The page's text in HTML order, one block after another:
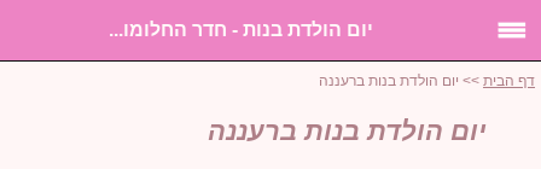
יום הולדת בנות - חדר החלומו...
דף הבית >> יום הולדת בנות ברעננה
יום הולדת בנות ברעננה